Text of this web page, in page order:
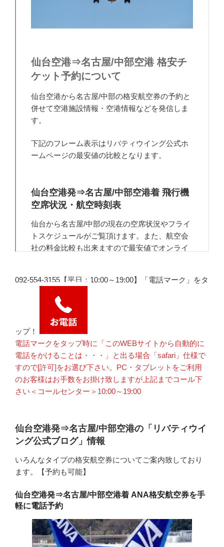
092-554-3155【平日：10:00～19:00】「電話マーク」をタ
ップ！
電話マークをタップ時に「このWEBサイトから自動的に
電話をかけることは・・・」と出る場合「safari」仕様で
すので[許可]をお選び下さい。PC・タブレットをご利用
のお客様はお手数をお掛け致しますが上記までコール下
さい＜コールセンター＞10:00～19:00
仙台空港発⇒名古屋/中部空港の「リバティウイ
ング公式ブログ」情報
いろんなタイプの格安航空券についてご案内致しており
ます。【予約も可能】
仙台空港発⇒名古屋/中部空港着 ANA格安航空券を手
軽に電話予約